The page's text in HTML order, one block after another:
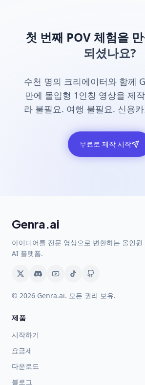
첫 번째 POV 체험을
되셨나요?
수천 명의 크리에이터와 함께
만에 몰입형 1인칭 영상을 제
라 불필요. 여행 불필요. 신용
무료로 제작 시작
Genra.ai
아이디어를 전문 영상으로 변환하는 올인원
AI 플랫폼.
© 2026 Genra.ai. 모든 권리 보유.
제품
시작하기
요금제
다운로드
블로그